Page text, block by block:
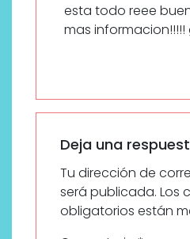
esta todo reee
mas informacion!!!!!
Deja una
Tu dirección de
será publicada. Los
obligatorios están